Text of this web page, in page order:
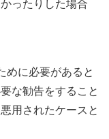
ったりした場合
めに必要があると
な勧告をすること
用されたケースと